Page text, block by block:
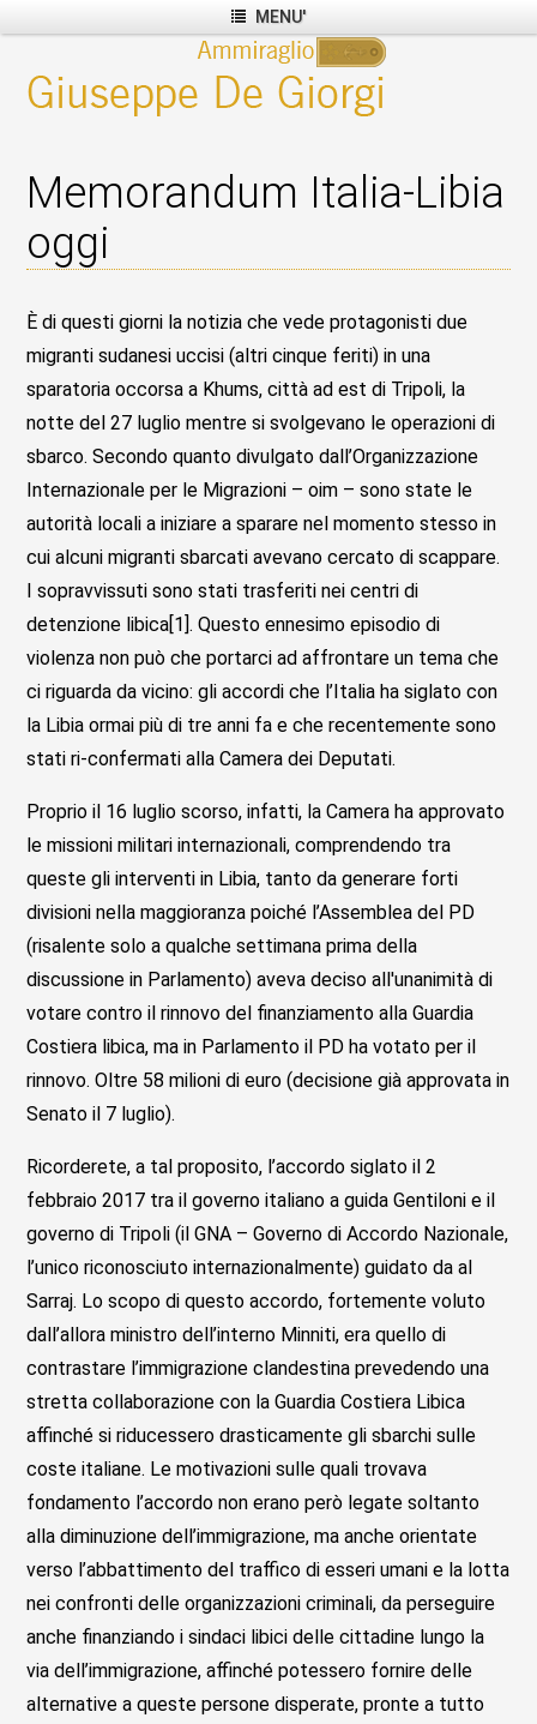
MENU'
Memorandum Italia-Libia
oggi
È di questi giorni la notizia che vede protagonisti due
migranti sudanesi uccisi (altri cinque feriti) in una
sparatoria occorsa a Khums, città ad est di Tripoli, la
notte del 27 luglio mentre si svolgevano le operazioni di
sbarco. Secondo quanto divulgato dall’Organizzazione
Internazionale per le Migrazioni – oim – sono state le
autorità locali a iniziare a sparare nel momento stesso in
cui alcuni migranti sbarcati avevano cercato di scappare.
I sopravvissuti sono stati trasferiti nei centri di
detenzione libica[1]. Questo ennesimo episodio di
violenza non può che portarci ad affrontare un tema che
ci riguarda da vicino: gli accordi che l’Italia ha siglato con
la Libia ormai più di tre anni fa e che recentemente sono
stati ri-confermati alla Camera dei Deputati.
Proprio il 16 luglio scorso, infatti, la Camera ha approvato
le missioni militari internazionali, comprendendo tra
queste gli interventi in Libia, tanto da generare forti
divisioni nella maggioranza poiché l’Assemblea del PD
(risalente solo a qualche settimana prima della
discussione in Parlamento) aveva deciso all'unanimità di
votare contro il rinnovo del finanziamento alla Guardia
Costiera libica, ma in Parlamento il PD ha votato per il
rinnovo. Oltre 58 milioni di euro (decisione già approvata in
Senato il 7 luglio).
Ricorderete, a tal proposito, l’accordo siglato il 2
febbraio 2017 tra il governo italiano a guida Gentiloni e il
governo di Tripoli (il GNA – Governo di Accordo Nazionale,
l’unico riconosciuto internazionalmente) guidato da al
Sarraj. Lo scopo di questo accordo, fortemente voluto
dall’allora ministro dell’interno Minniti, era quello di
contrastare l’immigrazione clandestina prevedendo una
stretta collaborazione con la Guardia Costiera Libica
affinché si riducessero drasticamente gli sbarchi sulle
coste italiane. Le motivazioni sulle quali trovava
fondamento l’accordo non erano però legate soltanto
alla diminuzione dell’immigrazione, ma anche orientate
verso l’abbattimento del traffico di esseri umani e la lotta
nei confronti delle organizzazioni criminali, da perseguire
anche finanziando i sindaci libici delle cittadine lungo la
via dell’immigrazione, affinché potessero fornire delle
alternative a queste persone disperate, pronte a tutto